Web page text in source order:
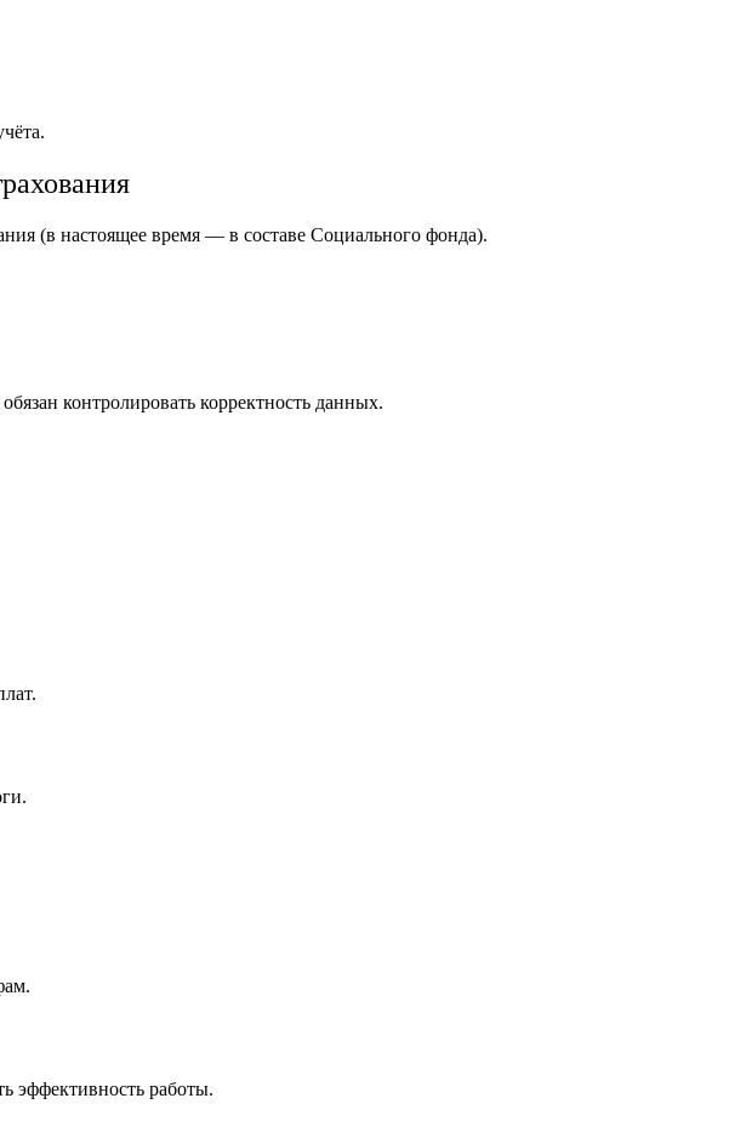
(в настоящее время — в составе Социального фонда).
контролировать корректность данных.
эффективность работы.